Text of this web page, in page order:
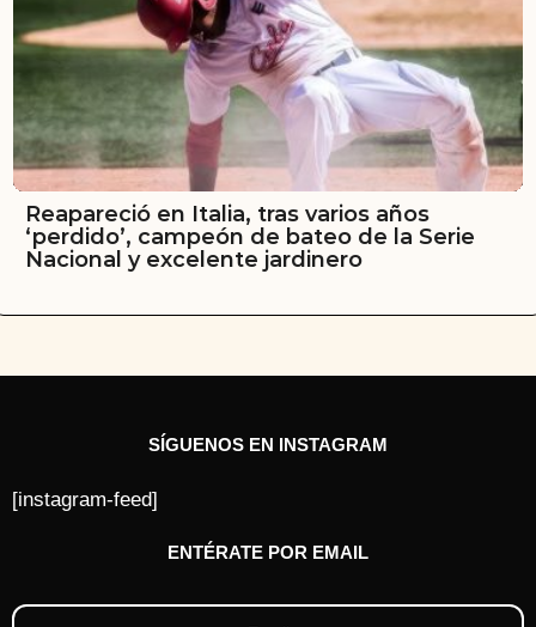
Reapareció en Italia, tras varios años
‘perdido’, campeón de bateo de la Serie
Nacional y excelente jardinero
SÍGUENOS EN INSTAGRAM
[instagram-feed]
ENTÉRATE POR EMAIL